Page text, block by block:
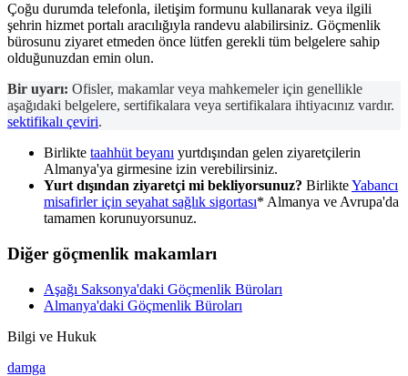
Çoğu durumda telefonla, iletişim formunu kullanarak veya ilgili
şehrin hizmet portalı aracılığıyla randevu alabilirsiniz. Göçmenlik
bürosunu ziyaret etmeden önce lütfen gerekli tüm belgelere sahip
olduğunuzdan emin olun.
Bir uyarı: Ofisler, makamlar veya mahkemeler için genellikle
aşağıdaki belgelere, sertifikalara veya sertifikalara ihtiyacınız vardır.
sektifikalı çeviri.
Birlikte taahhüt beyanı yurtdışından gelen ziyaretçilerin
Almanya'ya girmesine izin verebilirsiniz.
Yurt dışından ziyaretçi mi bekliyorsunuz? BirlikteYabancı
misafirler için seyahat sağlık sigortası* Almanya ve Avrupa'da
tamamen korunuyorsunuz.
Diğer göçmenlik makamları
Aşağı Saksonya'daki Göçmenlik Büroları
Almanya'daki Göçmenlik Büroları
Bilgi ve Hukuk
damga